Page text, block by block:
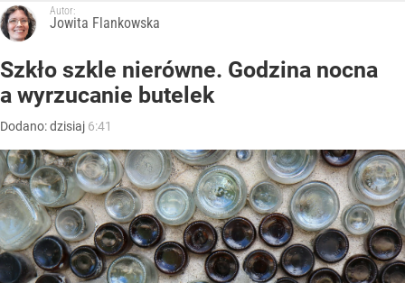
Autor:
Jowita Flankowska
Szkło szkle nierówne. Godzina nocna
a wyrzucanie butelek
Dodano:dzisiaj 6:41